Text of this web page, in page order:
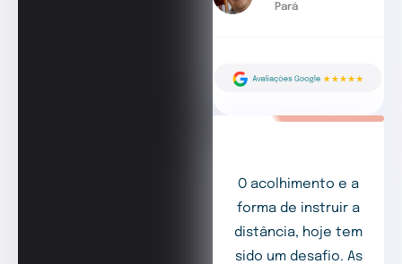
Pará
O acolhimento e a
forma de instruir a
distância, hoje tem
sido um desafio. As